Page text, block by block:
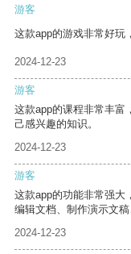
游客
这款app的游戏非常好玩
2024-12-23
游客
这款app的课程非常丰富
己感兴趣的知识。
2024-12-23
游客
这款app的功能非常强大
编辑文档、制作演示文稿
2024-12-23